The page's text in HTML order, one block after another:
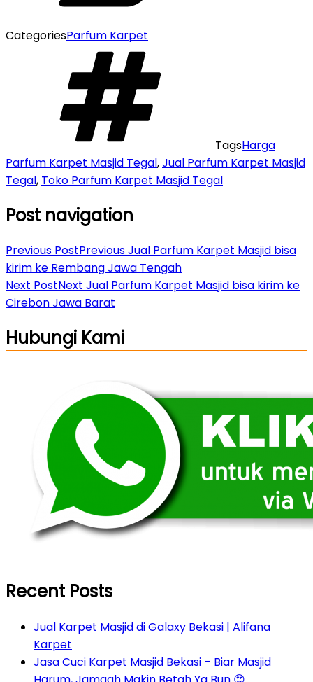
CategoriesParfum Karpet
TagsHarga
Parfum Karpet Masjid Tegal,Jual Parfum Karpet Masjid
Tegal, Toko Parfum Karpet Masjid Tegal
Post navigation
Previous PostPreviousJual Parfum Karpet Masjid bisa
kirim ke Rembang Jawa Tengah
Next PostNext Jual Parfum Karpet Masjid bisa kirim ke
Cirebon Jawa Barat
Hubungi Kami
Recent Posts
Jual Karpet Masjid di Galaxy Bekasi | Alifana
Karpet
Jasa Cuci Karpet Masjid Bekasi – Biar Masjid